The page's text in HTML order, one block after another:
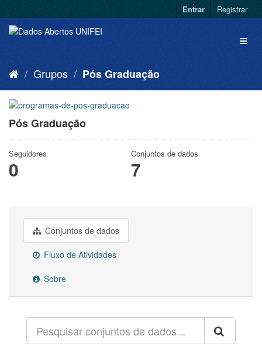
Entrar Registrar
Grupos Pós Graduação
Pós Graduação
Seguidores
0
Conjuntos de dados
7
Conjuntos de dados
Fluxo de Atividades
Sobre